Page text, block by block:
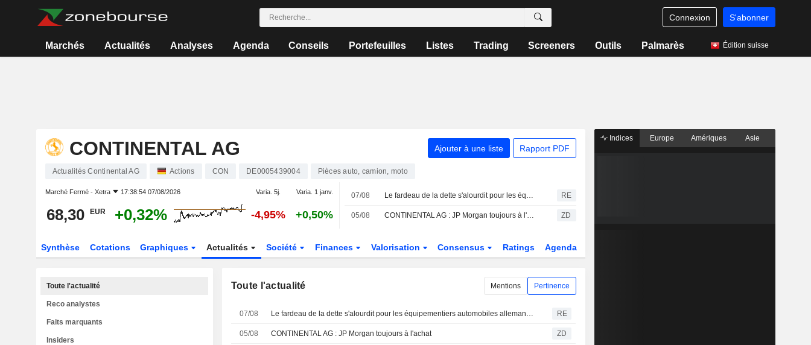
Connexion S'abonner
Marchés Actualités Analyses Agenda Conseils Portefeuilles Listes Trading Screeners Outils Palmarès Édition suisse
CONTINENTAL AG Ajouter à une liste Rapport PDF
Actualités Continental AG Actions CON DE0005439004 Pièces auto, camion, moto
Marché Fermé - Xetra 17:38:54 07/08/2026 Varia. 5j. Varia. 1 janv.
68,30 EUR +0,32% -4,95% +0,50%
07/08 Le fardeau de la dette s'alourdit pour les équipementiers automobiles allemands, selon une étude RE
05/08 CONTINENTAL AG : JP Morgan toujours à l'achat ZD
Synthèse Cotations Graphiques Actualités Société Finances Valorisation Consensus Ratings Agenda
Toute l'actualité Mentions Pertinence
07/08 Le fardeau de la dette s'alourdit pour les équipementiers automobiles allemands, selon une étude RE
05/08 CONTINENTAL AG : JP Morgan toujours à l'achat ZD
Toute l'actualité
Reco analystes
Faits marquants
Insiders
Indices Europe Amériques Asie